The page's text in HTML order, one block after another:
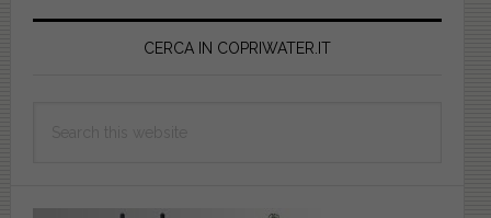
CAT5LIFRF00
Primary
CERCA IN COPRIWATER.IT